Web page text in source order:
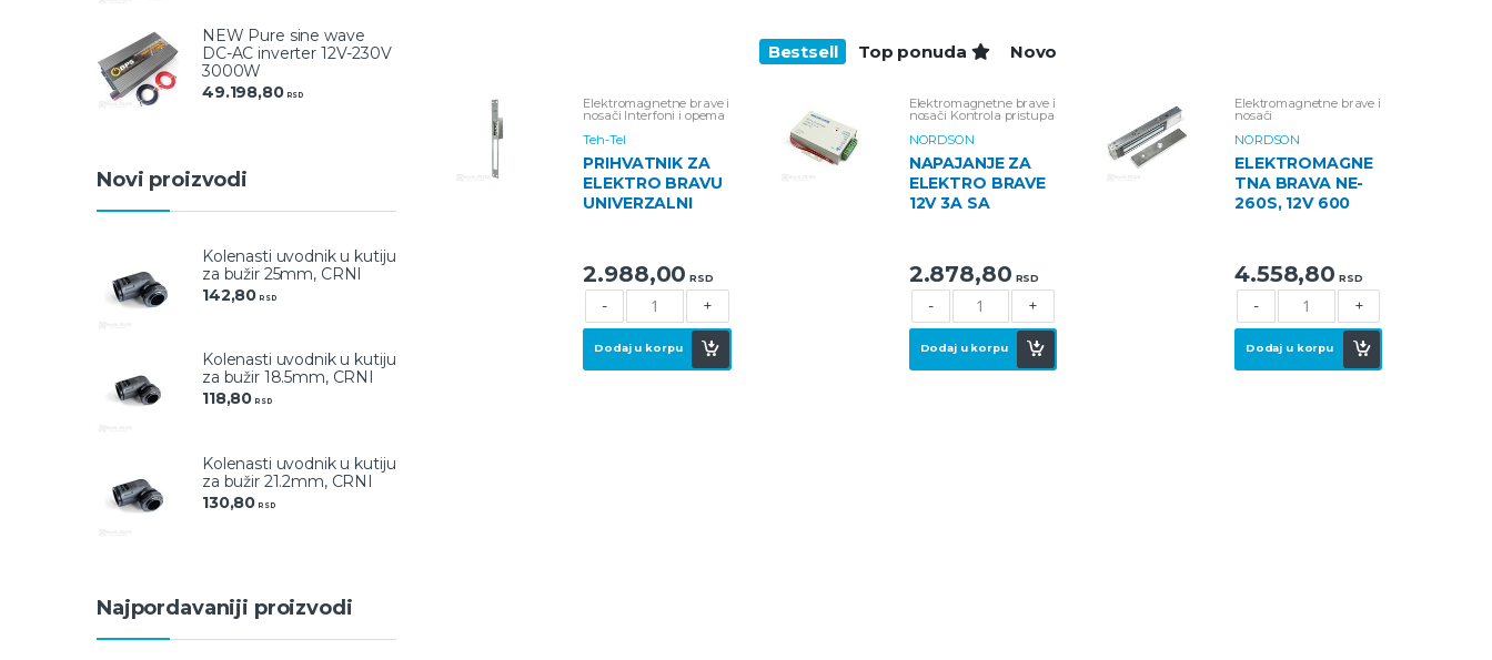
NEW Pure sine wave
DC-AC inverter 12V-230V
3000W
49.198,80RSD
Novi proizvodi
Kolenasti uvodnik u kutiju
za bužir 25mm, CRNI
142,80 RSD
Kolenasti uvodnik u kutiju
za bužir 18.5mm, CRNI
118,80 RSD
Kolenasti uvodnik u kutiju
za bužir 21.2mm, CRNI
130,80 RSD
Najpordavaniji proizvodi
Bestsell Top ponuda Novo
Elektromagnetne brave i
nosači Interfoni i opema
Teh-Tel
PRIHVATNIK ZA
ELEKTRO BRAVU
UNIVERZALNI
2.988,00 RSD
- +
Dodaj u korpu
Elektromagnetne brave i
nosači Kontrola pristupa
RFID Čitači
NORDSON
NAPAJANJE ZA
ELEKTRO BRAVE
12V 3A SA
2.878,80 RSD
- +
Dodaj u korpu
Elektromagnetne brave i
nosači
NORDSON
ELEKTROMAGNE
TNA BRAVA NE-
260S, 12V 600
4.558,80 RSD
- +
Dodaj u korpu